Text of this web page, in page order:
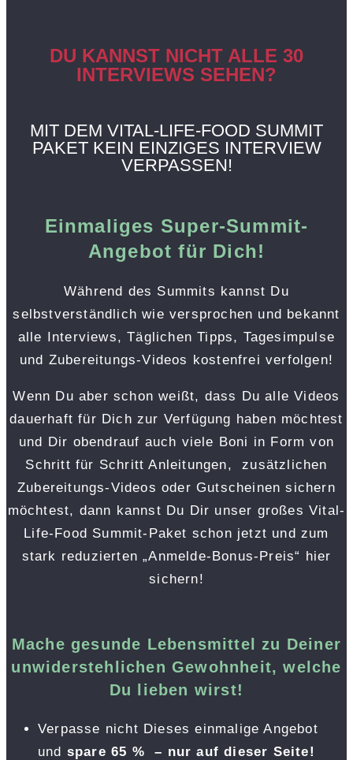
DU KANNST NICHT ALLE 30
INTERVIEWS SEHEN?
MIT DEM VITAL-LIFE-FOOD SUMMIT
PAKET KEIN EINZIGES INTERVIEW
VERPASSEN!
Einmaliges Super-Summit-
Angebot für Dich!
Während des Summits kannst Du
selbstverständlich wie versprochen und bekannt
alle Interviews, Täglichen Tipps, Tagesimpulse
und Zubereitungs-Videos kostenfrei verfolgen!
Wenn Du aber schon weißt, dass Du alle Videos
dauerhaft für Dich zur Verfügung haben möchtest
und Dir obendrauf auch viele Boni in Form von
Schritt für Schritt Anleitungen, zusätzlichen
Zubereitungs-Videos oder Gutscheinen sichern
möchtest, dann kannst Du Dir unser großes Vital-
Life-Food Summit-Paket schon jetzt und zum
stark reduzierten „Anmelde-Bonus-Preis“ hier
sichern!
Mache gesunde Lebensmittel zu Deiner
unwiderstehlichen Gewohnheit, welche
Du lieben wirst!
Verpasse nicht Dieses einmalige Angebot
und spare 65 % – nur auf dieser Seite!